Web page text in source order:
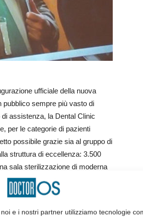
e i nostri partner utilizziamo tecnologie
ufficiale della nuova
pubblico sempre più vasto di
assistenza, la Dental Clinic
per le categorie di pazienti
possibile grazie sia al gruppo di
struttura di eccellenza: 3.500
sala sterilizzazione di moderna
manichini, due sale
avanzate. Non
questi spazi saranno fruiti